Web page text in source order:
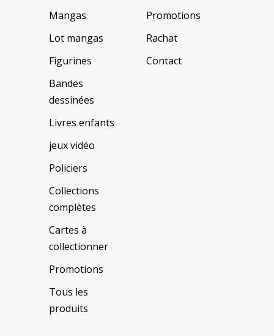
Mangas
Lot mangas
Figurines
Bandes
dessinées
Livres enfants
jeux vidéo
Policiers
Collections
complètes
Cartes à
collectionner
Promotions
Tous les
produits
Promotions
Rachat
Contact